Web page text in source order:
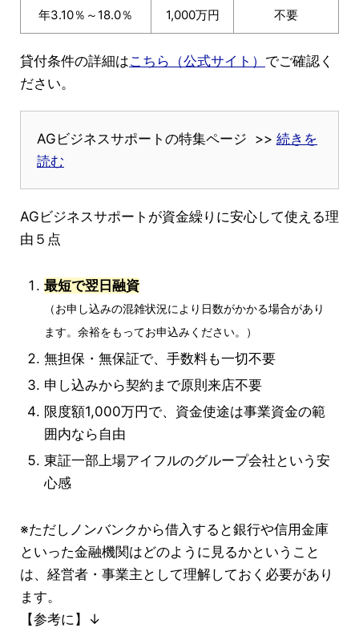
年3.10％～18.0％ 1,000万円 不要
貸付条件の詳細はこちら（公式サイト） でご確認く
ださい。
AGビジネスサポートの特集ページ >> 続きを
読む
AGビジネスサポートが資金繰りに安心して使える理
由５点
最短で翌日融資
（お申し込みの混雑状況により日数がかかる場合があり
ます。余裕をもってお申込みください。）
無担保・無保証で、手数料も一切不要
申し込みから契約まで原則来店不要
限度額1,000万円で、資金使途は事業資金の範
囲内なら自由
東証一部上場アイフルのグループ会社という安
心感
※ただしノンバンクから借入すると銀行や信用金庫
といった金融機関はどのように見るかということ
は、経営者・事業主として理解しておく必要があり
ます。
【参考に】↓